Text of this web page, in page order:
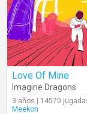
Love Of Mine
Imagine Dragons
3 años | 14570
Meekon